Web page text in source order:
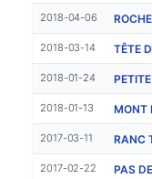
2018-04-06
2018-03-14 TÊTE
2018-01-24
2018-01-13 MONT
2017-03-11 RANC
2017-02-22 PAS